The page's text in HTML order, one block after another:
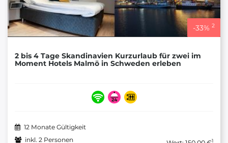
-33% 2
2 bis 4 Tage Skandinavien Kurzurlaub für zwei im
Moment Hotels Malmö in Schweden erleben
12 Monate Gültigkeit
inkl. 2 Personen
1